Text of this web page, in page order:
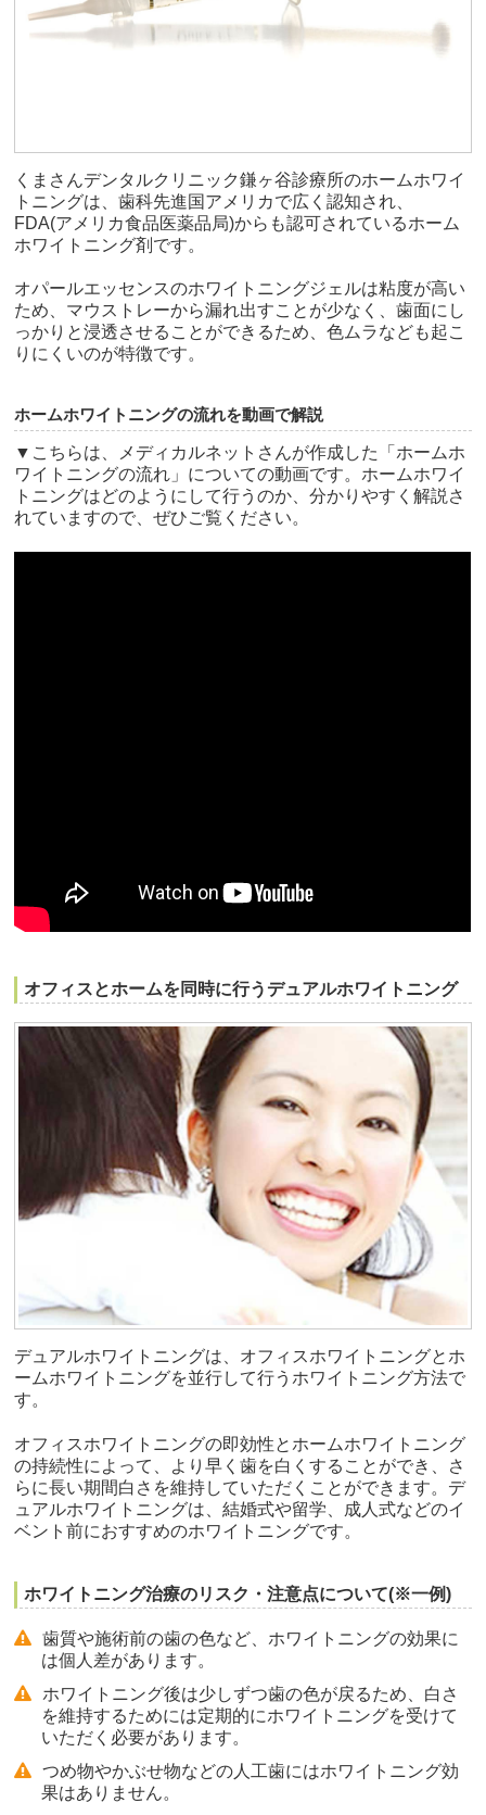
くまさんデンタルクリニック鎌ヶ谷診療所のホームホワイ
トニングは、歯科先進国アメリカで広く認知され、
FDA(アメリカ食品医薬品局)からも認可されているホーム
ホワイトニング剤です。
オパールエッセンスのホワイトニングジェルは粘度が高い
ため、マウストレーから漏れ出すことが少なく、歯面にし
っかりと浸透させることができるため、色ムラなども起こ
りにくいのが特徴です。
ホームホワイトニングの流れを動画で解説
▼こちらは、メディカルネットさんが作成した「ホームホ
ワイトニングの流れ」についての動画です。ホームホワイ
トニングはどのようにして行うのか、分かりやすく解説さ
れていますので、ぜひご覧ください。
オフィスとホームを同時に行うデュアルホワイトニング
デュアルホワイトニングは、オフィスホワイトニングとホ
ームホワイトニングを並行して行うホワイトニング方法で
す。
オフィスホワイトニングの即効性とホームホワイトニング
の持続性によって、より早く歯を白くすることができ、さ
らに長い期間白さを維持していただくことができます。デ
ュアルホワイトニングは、結婚式や留学、成人式などのイ
ベント前におすすめのホワイトニングです。
ホワイトニング治療のリスク・注意点について(※一例)
歯質や施術前の歯の色など、ホワイトニングの効果に
は個人差があります。
ホワイトニング後は少しずつ歯の色が戻るため、白さ
を維持するためには定期的にホワイトニングを受けて
いただく必要があります。
つめ物やかぶせ物などの人工歯にはホワイトニング効
果はありません。